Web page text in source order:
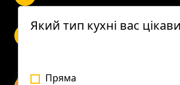
Який тип кухні вас
Пряма
Пн-Пт с 10 до 19.